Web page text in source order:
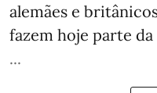
alemães e
fazem hoje parte da
...